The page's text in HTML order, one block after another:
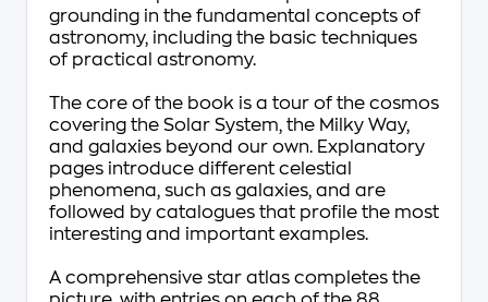
grounding in the fundamental concepts of
astronomy, including the basic techniques
of practical astronomy.
The core of the book is a tour of the cosmos
covering the Solar System, the Milky Way,
and galaxies beyond our own. Explanatory
pages introduce different celestial
phenomena, such as galaxies, and are
followed by catalogues that profile the most
interesting and important examples.
A comprehensive star atlas completes the